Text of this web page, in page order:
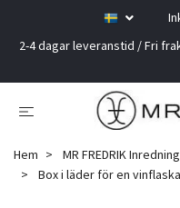
2-4 dagar leveranstid / Fri
Hem MR FREDRIK Inredning
Box i läder för en vinflaska